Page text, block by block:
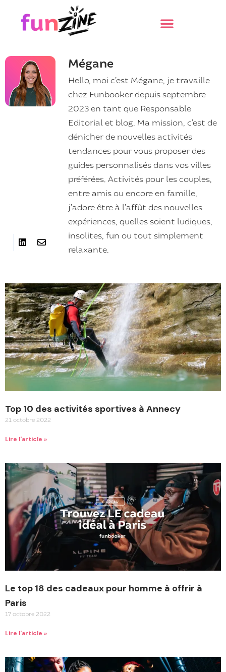
Mégane
Hello, moi c’est Mégane, je travaille
chez Funbooker depuis septembre
2023 en tant que Responsable
Editorial et blog. Ma mission, c’est de
dénicher de nouvelles activités
tendances pour vous proposer des
guides personnalisés dans vos villes
préférées. Activités pour les couples,
entre amis ou encore en famille,
j’adore être à l’affût des nouvelles
expériences, quelles soient ludiques,
insolites, fun ou tout simplement
relaxante.
Top 10 des activités sportives à Annecy
21 octobre 2022
Lire l'article »
Le top 18 des cadeaux pour homme à offrir à
Paris
17 octobre 2022
Lire l'article »